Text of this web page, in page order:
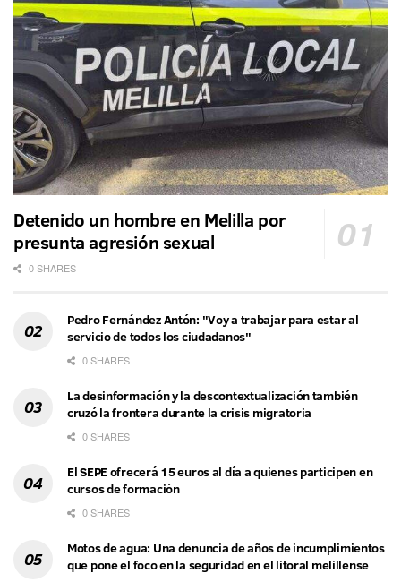
Detenido un hombre en Melilla por
presunta agresión sexual
0 SHARES
Pedro Fernández Antón: "Voy a trabajar para estar al
servicio de todos los ciudadanos"
0 SHARES
La desinformación y la descontextualización también
cruzó la frontera durante la crisis migratoria
0 SHARES
El SEPE ofrecerá 15 euros al día a quienes participen en
cursos de formación
0 SHARES
Motos de agua: Una denuncia de años de incumplimientos
que pone el foco en la seguridad en el litoral melillense